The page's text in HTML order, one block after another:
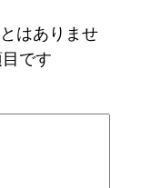
はありませ
です